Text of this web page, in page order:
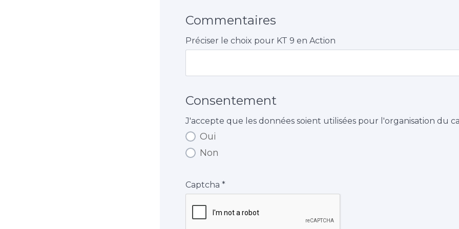
Commentaires
Préciser le choix pour KT 9 en Action
Consentement
J'accepte que les données soient utilisées pour l'organisation du
Oui
Non
Captcha *